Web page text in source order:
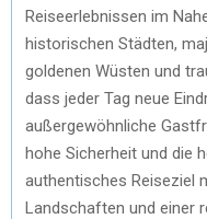
Reiseerlebnissen im
historischen Städten,
goldenen Wüsten und
dass jeder Tag neue
außergewöhnliche
hohe Sicherheit und die
authentisches Reiseziel
Landschaften und einer